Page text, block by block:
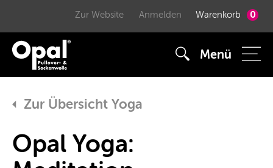
Zur Website Anmelden Warenkorb 0
Menü
Zur Übersicht Yoga
Opal Yoga: